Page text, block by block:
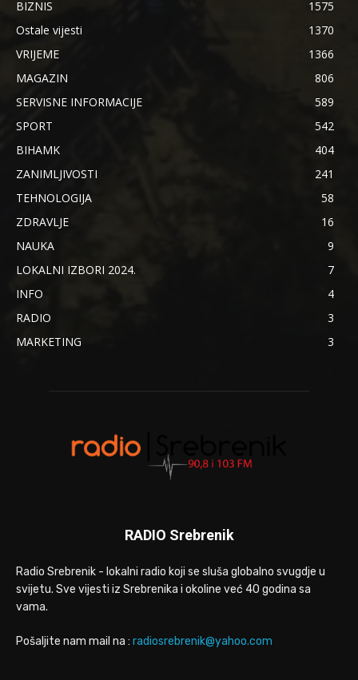
BIZNIS
1575
Ostale vijesti
1370
VRIJEME
1366
MAGAZIN
806
SERVISNE INFORMACIJE
589
SPORT
542
BIHAMK
404
ZANIMLJIVOSTI
241
TEHNOLOGIJA
58
ZDRAVLJE
16
NAUKA
9
LOKALNI IZBORI 2024.
7
INFO
4
RADIO
3
MARKETING
3
RADIO Srebrenik
Radio Srebrenik - lokalni radio koji se sluša globalno svugdje u
svijetu. Sve vijesti iz Srebrenika i okoline već 40 godina sa
vama.
Pošaljite nam mail na : radiosrebrenik@yahoo.com